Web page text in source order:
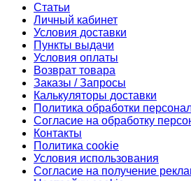
Статьи
Личный кабинет
Условия доставки
Пункты выдачи
Условия оплаты
Возврат товара
Заказы / Запросы
Калькуляторы доставки
Политика обработки
Согласие на обработку
Контакты
Политика cookie
Условия использования
Согласие на получение